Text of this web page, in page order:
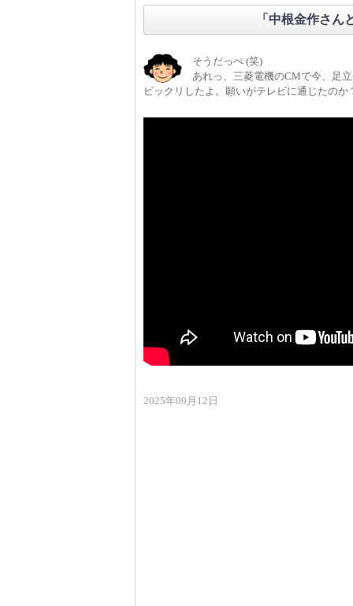
「中根金作さ
そうだっぺ (笑)
あれっ、三菱電機のCMで今、足立
ビックリしたよ。願いがテレビに通じたのか
2025年09月12日